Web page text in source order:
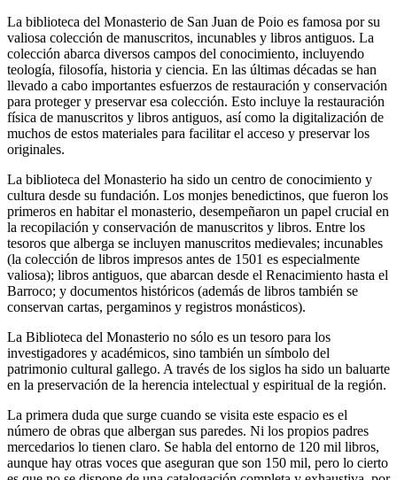
La biblioteca del Monasterio de San Juan de Poio es famosa por su
valiosa colección de manuscritos, incunables y libros antiguos. La
colección abarca diversos campos del conocimiento, incluyendo
teología, filosofía, historia y ciencia. En las últimas décadas se han
llevado a cabo importantes esfuerzos de restauración y conservación
para proteger y preservar esa colección. Esto incluye la restauración
física de manuscritos y libros antiguos, así como la digitalización de
muchos de estos materiales para facilitar el acceso y preservar los
originales.
La biblioteca del Monasterio ha sido un centro de conocimiento y
cultura desde su fundación. Los monjes benedictinos, que fueron los
primeros en habitar el monasterio, desempeñaron un papel crucial en
la recopilación y conservación de manuscritos y libros. Entre los
tesoros que alberga se incluyen manuscritos medievales; incunables
(la colección de libros impresos antes de 1501 es especialmente
valiosa); libros antiguos, que abarcan desde el Renacimiento hasta el
Barroco; y documentos históricos (además de libros también se
conservan cartas, pergaminos y registros monásticos).
La Biblioteca del Monasterio no sólo es un tesoro para los
investigadores y académicos, sino también un símbolo del
patrimonio cultural gallego. A través de los siglos ha sido un baluarte
en la preservación de la herencia intelectual y espiritual de la región.
La primera duda que surge cuando se visita este espacio es el
número de obras que albergan sus paredes. Ni los propios padres
mercedarios lo tienen claro. Se habla del entorno de 120 mil libros,
aunque hay otras voces que aseguran que son 150 mil, pero lo cierto